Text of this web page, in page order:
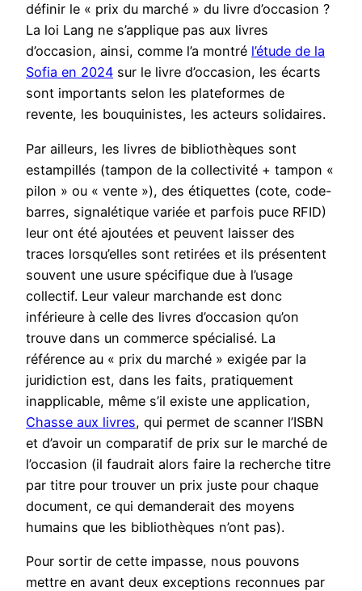
définir le « prix du marché » du livre d’occasion ?
La loi Lang ne s’applique pas aux livres
d’occasion, ainsi, comme l’a montré l’étude de la
Sofia en 2024 sur le livre d’occasion, les écarts
sont importants selon les plateformes de
revente, les bouquinistes, les acteurs solidaires.
Par ailleurs, les livres de bibliothèques sont
estampillés (tampon de la collectivité + tampon «
pilon » ou « vente »), des étiquettes (cote, code-
barres, signalétique variée et parfois puce RFID)
leur ont été ajoutées et peuvent laisser des
traces lorsqu’elles sont retirées et ils présentent
souvent une usure spécifique due à l’usage
collectif. Leur valeur marchande est donc
inférieure à celle des livres d’occasion qu’on
trouve dans un commerce spécialisé. La
référence au « prix du marché » exigée par la
juridiction est, dans les faits, pratiquement
inapplicable, même s’il existe une application,
Chasse aux livres, qui permet de scanner l’ISBN
et d’avoir un comparatif de prix sur le marché de
l’occasion (il faudrait alors faire la recherche titre
par titre pour trouver un prix juste pour chaque
document, ce qui demanderait des moyens
humains que les bibliothèques n’ont pas).
Pour sortir de cette impasse, nous pouvons
mettre en avant deux exceptions reconnues par